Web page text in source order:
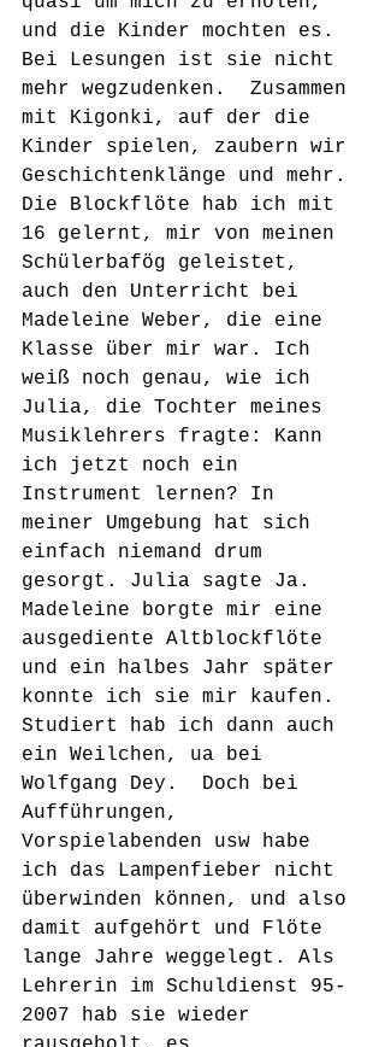
und die Kinder mochten es.
Bei Lesungen ist sie nicht
mehr wegzudenken.  Zusammen
mit Kigonki, auf der die
Kinder spielen, zaubern wir
Geschichtenklänge und mehr.
Die Blockflöte hab ich mit
16 gelernt, mir von meinen
Schülerbafög geleistet,
auch den Unterricht bei
Madeleine Weber, die eine
Klasse über mir war. Ich
weiß noch genau, wie ich
Julia, die Tochter meines
Musiklehrers fragte: Kann
ich jetzt noch ein
Instrument lernen? In
meiner Umgebung hat sich
einfach niemand drum
gesorgt. Julia sagte Ja.
Madeleine borgte mir eine
ausgediente Altblockflöte
und ein halbes Jahr später
konnte ich sie mir kaufen.
Studiert hab ich dann auch
ein Weilchen, ua bei
Wolfgang Dey.
Doch bei
Aufführungen,
Vorspielabenden usw habe
ich das Lampenfieber nicht
überwinden können, und also
damit aufgehört und Flöte
lange Jahre weggelegt. Als
Lehrerin im Schuldienst 95-
2007 hab sie wieder